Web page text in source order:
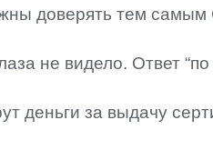
доверять тем самым
не видело. Ответ
деньги за выдачу